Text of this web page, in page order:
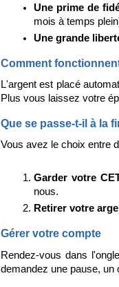
Une prime de
mois à temps
Une grande
Comment
L'argent est placé
Plus vous laissez votre
Que se passe-t-il à la
Vous avez le choix entre
Garder votre
nous.
Retirer votre
Gérer votre compte
Rendez-vous dans
demandez une pause, un